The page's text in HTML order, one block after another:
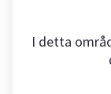
I detta